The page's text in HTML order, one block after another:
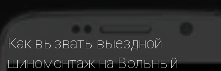
Как вызвать выездной
шиномонтаж на Вольный